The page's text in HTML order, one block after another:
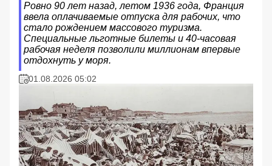
Ровно 90 лет назад, летом 1936 года, Франция
ввела оплачиваемые отпуска для рабочих, что
стало рождением массового туризма.
Специальные льготные билеты и 40-часовая
рабочая неделя позволили миллионам впервые
отдохнуть у моря.
01.08.2026 05:02